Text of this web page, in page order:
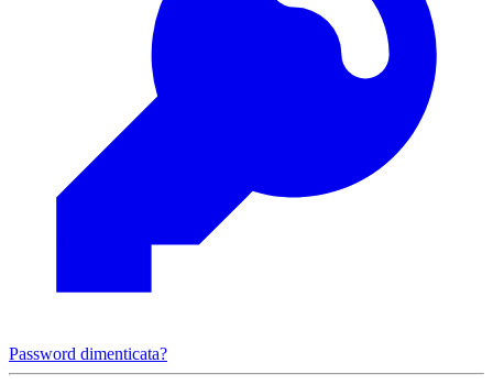
Password dimenticata?